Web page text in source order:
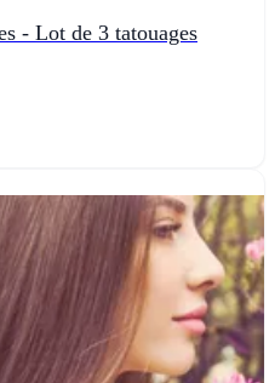
- Lot de 3 tatouages